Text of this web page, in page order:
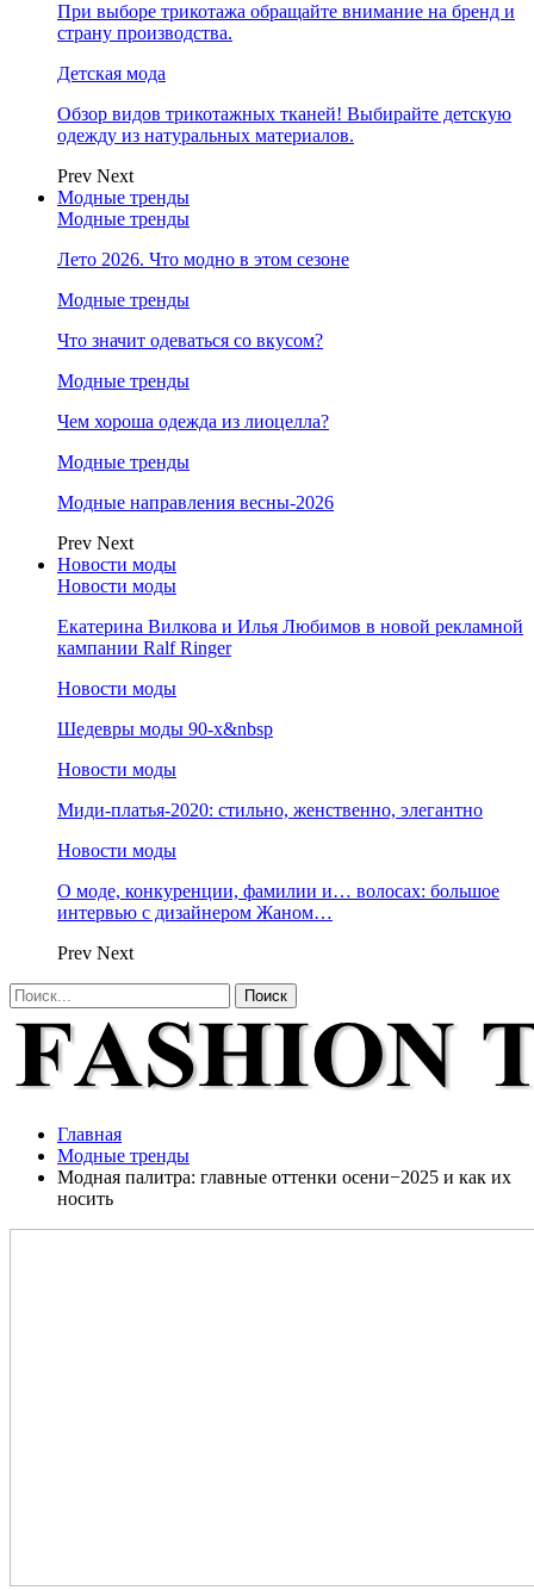
При выборе трикотажа обращайте внимание на бренд и
страну производства.
Детская мода
Обзор видов трикотажных тканей! Выбирайте детскую
одежду из натуральных материалов.
Prev Next
Модные тренды
Модные тренды
Лето 2026. Что модно в этом сезоне
Модные тренды
Что значит одеваться со вкусом?
Модные тренды
Чем хороша одежда из лиоцелла?
Модные тренды
Модные направления весны-2026
Prev Next
Новости моды
Новости моды
Екатерина Вилкова и Илья Любимов в новой рекламной
кампании Ralf Ringer
Новости моды
Шедевры моды 90-х&nbsp
Новости моды
Миди-платья-2020: стильно, женственно, элегантно
Новости моды
О моде, конкуренции, фамилии и… волосах: большое
интервью с дизайнером Жаном…
Prev Next
Главная
Модные тренды
Модная палитра: главные оттенки осени−2025 и как их
носить